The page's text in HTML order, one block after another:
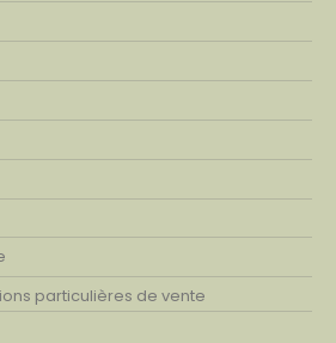
particulières de vente